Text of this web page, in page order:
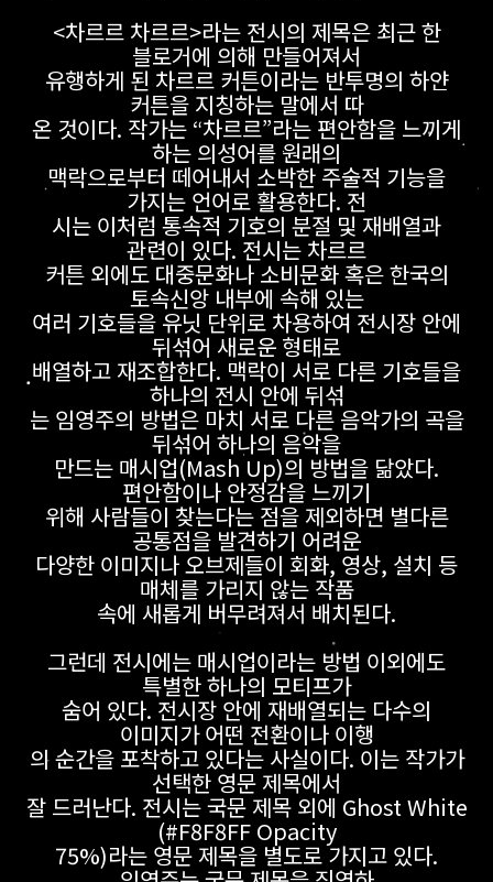
<차르르 차르르>라는 전시의 제목은 최근 한
블로거에 의해 만들어져서
유행하게 된 차르르 커튼이라는 반투명의 하얀
커튼을 지칭하는 말에서 따
온 것이다. 작가는 “차르르”라는 편안함을 느끼게
하는 의성어를 원래의
맥락으로부터 떼어내서 소박한 주술적 기능을
가지는 언어로 활용한다. 전
시는 이처럼 통속적 기호의 분절 및 재배열과
관련이 있다. 전시는 차르르
커튼 외에도 대중문화나 소비문화 혹은 한국의
토속신앙 내부에 속해 있는
여러 기호들을 유닛 단위로 차용하여 전시장 안에
뒤섞어 새로운 형태로
배열하고 재조합한다. 맥락이 서로 다른 기호들을
하나의 전시 안에 뒤섞
는 임영주의 방법은 마치 서로 다른 음악가의 곡을
뒤섞어 하나의 음악을
만드는 매시업(Mash Up)의 방법을 닮았다.
편안함이나 안정감을 느끼기
위해 사람들이 찾는다는 점을 제외하면 별다른
공통점을 발견하기 어려운
다양한 이미지나 오브제들이 회화, 영상, 설치 등
매체를 가리지 않는 작품
속에 새롭게 버무려져서 배치된다.
그런데 전시에는 매시업이라는 방법 이외에도
특별한 하나의 모티프가
숨어 있다. 전시장 안에 재배열되는 다수의
이미지가 어떤 전환이나 이행
의 순간을 포착하고 있다는 사실이다. 이는 작가가
선택한 영문 제목에서
잘 드러난다. 전시는 국문 제목 외에 Ghost White
(#F8F8FF Opacity
75%)라는 영문 제목을 별도로 가지고 있다.